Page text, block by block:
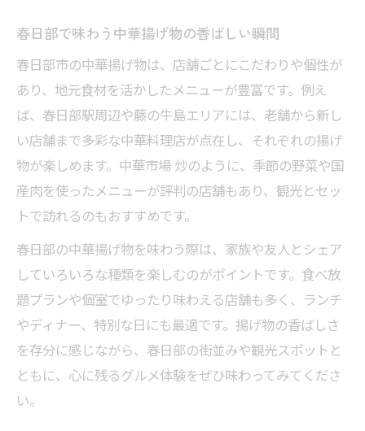
春日部で味わう中華揚げ物の香ばしい瞬間
春日部市の中華揚げ物は、店舗ごとにこだわりや個性が
あり、地元食材を活かしたメニューが豊富です。例え
ば、春日部駅周辺や藤の牛島エリアには、老舗から新し
い店舗まで多彩な中華料理店が点在し、それぞれの揚げ
物が楽しめます。中華市場 炒のように、季節の野菜や国
産肉を使ったメニューが評判の店舗もあり、観光とセッ
トで訪れるのもおすすめです。
春日部の中華揚げ物を味わう際は、家族や友人とシェア
していろいろな種類を楽しむのがポイントです。食べ放
題プランや個室でゆったり味わえる店舗も多く、ランチ
やディナー、特別な日にも最適です。揚げ物の香ばしさ
を存分に感じながら、春日部の街並みや観光スポットと
ともに、心に残るグルメ体験をぜひ味わってみてくださ
い。